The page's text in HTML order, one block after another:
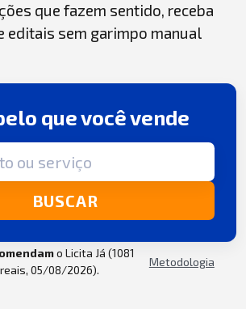
que fazem sentido, receba
editais sem garimpo manual
que você vende
BUSCAR
o Licita Já (1081
05/08/2026).
Metodologia